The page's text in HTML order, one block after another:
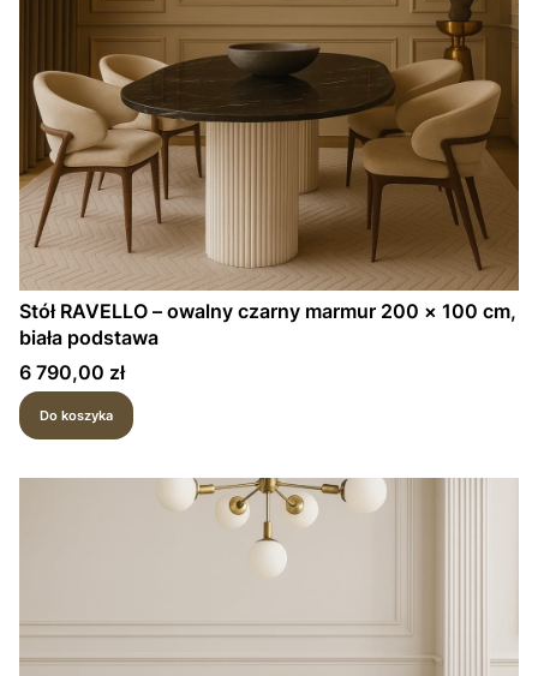
Stół RAVELLO – owalny czarny marmur 200 × 100 cm,
biała podstawa
Cena
6 790,00 zł
Do koszyka